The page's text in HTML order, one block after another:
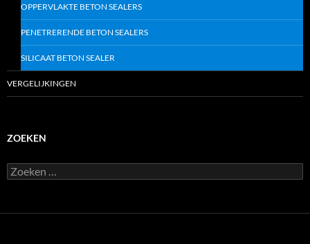
OPPERVLAKTE BETON SEALERS
PENETRERENDE BETON SEALERS
SILICAAT BETON SEALER
VERGELIJKINGEN
ZOEKEN
Z
o